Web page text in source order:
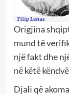
Origjina
mund të
një fakt dhe
në këtë
Djali që